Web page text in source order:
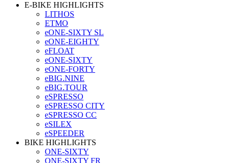
E-BIKE HIGHLIGHTS
LITHOS
ETMO
eONE-SIXTY SL
eONE-EIGHTY
eFLOAT
eONE-SIXTY
eONE-FORTY
eBIG.NINE
eBIG.TOUR
eSPRESSO
eSPRESSO CITY
eSPRESSO CC
eSILEX
eSPEEDER
BIKE HIGHLIGHTS
ONE-SIXTY
ONE-SIXTY FR